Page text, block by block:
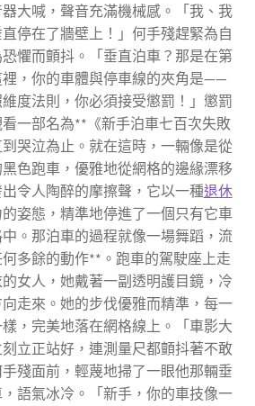
大喊，聲音充滿機械感。「我、我
停在了牆壁上！」何手殘趕緊為自
懼而顫抖。「垂直泊車？那是在第
，你的車體與停車線的夾角是——
度法則，你必須接受懲罰！」懲罰
一部名為**《新手泊車七百次失敗
哭泣為止。就在這時，一輛像是從
色跑車，優雅地從網格的邊緣漂移
令人陶醉的摩擦聲，它以一種退休
姿態，精準地停進了一個只有它車
。那泊車的過程就像一場舞蹈，流
多餘的動作**。跑車的駕駛座上走
女人，她戴著一副透明護目鏡，冷
走來。她的步伐優雅而精準，每一
，完美地落在網格線上。「車影大
立正站好，連測量尺都顫抖著不敢
殘面前，輕蔑地掃了一眼他那輛垂
語氣冰冷。「新手，你的車技像一